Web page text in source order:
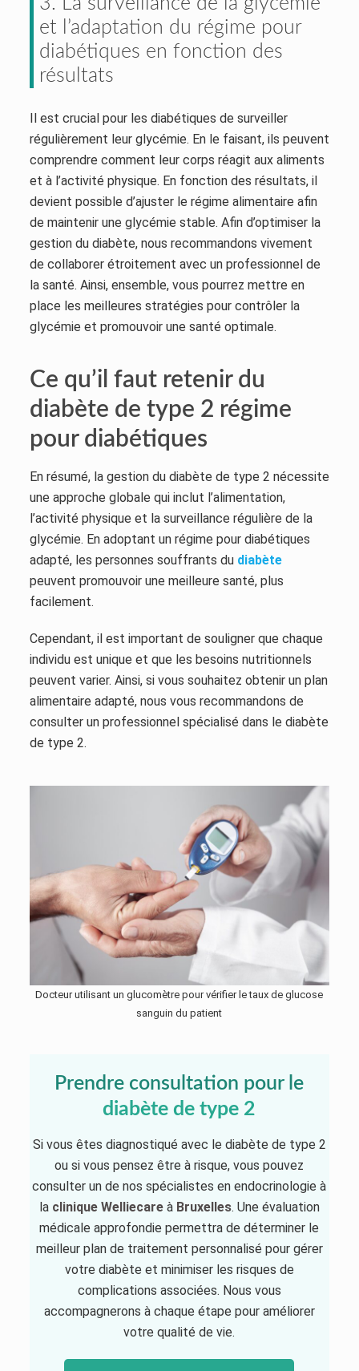
et l’adaptation du régime pour
diabétiques en fonction des
résultats
Il est crucial pour les diabétiques de surveiller
régulièrement leur glycémie. En le faisant, ils peuvent
comprendre comment leur corps réagit aux aliments
et à l’activité physique. En fonction des résultats, il
devient possible d’ajuster le régime alimentaire afin
de maintenir une glycémie stable. Afin d’optimiser la
gestion du diabète, nous recommandons vivement
de collaborer étroitement avec un professionnel de
la santé. Ainsi, ensemble, vous pourrez mettre en
place les meilleures stratégies pour contrôler la
glycémie et promouvoir une santé optimale.
Ce qu’il faut retenir du
diabète de type 2 régime
pour diabétiques
En résumé, la gestion du diabète de type 2 nécessite
une approche globale qui inclut l’alimentation,
l’activité physique et la surveillance régulière de la
glycémie. En adoptant un régime pour diabétiques
adapté, les personnes souffrants du diabète
peuvent promouvoir une meilleure santé, plus
facilement.
Cependant, il est important de souligner que chaque
individu est unique et que les besoins nutritionnels
peuvent varier. Ainsi, si vous souhaitez obtenir un plan
alimentaire adapté, nous vous recommandons de
consulter un professionnel spécialisé dans le diabète
de type 2.
Docteur utilisant un glucomètre pour vérifier le taux de glucose
sanguin du patient
Prendre consultation pour le
diabète de type 2
Si vous êtes diagnostiqué avec le diabète de type 2
ou si vous pensez être à risque, vous pouvez
consulter un de nos spécialistes en endocrinologie à
la clinique Welliecareà Bruxelles. Une évaluation
médicale approfondie permettra de déterminer le
meilleur plan de traitement personnalisé pour gérer
votre diabète et minimiser les risques de
complications associées. Nous vous
accompagnerons à chaque étape pour améliorer
votre qualité de vie.